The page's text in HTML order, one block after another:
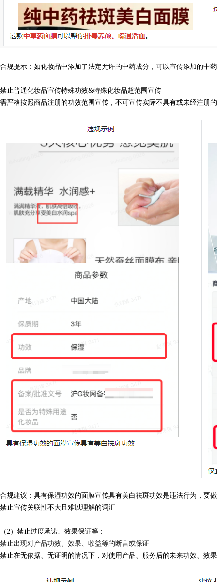
合规提示 ：如化妆品中添加了法定允许的中药成分， 可以宣传添加的中
禁止普通化妆品宣传特殊功效&特殊化妆品超范围宣传
需严格按照商品注册的功效范围宣传，不可宣传实际不具有或未经注册
合规建议 ：具有保湿功效的面膜宣传具有美白祛斑功效是违法行为，要
禁止宣传关联性不大且难以理解的词汇
（2）禁止过度承诺、效果保证等：
禁止出现对产品功效、效果、收益等的断言或保证
禁止在无依据、无证明的情况下，对使用产品、服务后的未来功效、效